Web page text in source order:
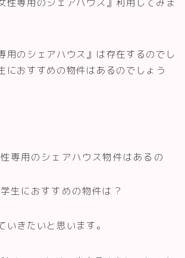
用のシェアハウス』は存在するのでし
におすすめの物件はあるのでしょう
専用のシェアハウス物件はあるの
生におすすめの物件は？
いきたいと思います。